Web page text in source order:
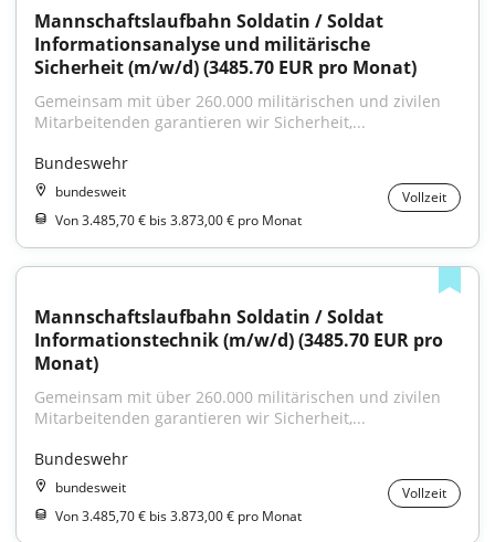
Mannschaftslaufbahn Soldatin / Soldat
Informationsanalyse und militärische
Sicherheit (m/w/d) (3485.70 EUR pro Monat)
Gemeinsam mit über 260.000 militärischen und zivilen
Mitarbeitenden garantieren wir Sicherheit,...
Bundeswehr
bundesweit
Vollzeit
Von 3.485,70 € bis 3.873,00 € pro Monat
Mannschaftslaufbahn Soldatin / Soldat
Informationstechnik (m/w/d) (3485.70 EUR pro
Monat)
Gemeinsam mit über 260.000 militärischen und zivilen
Mitarbeitenden garantieren wir Sicherheit,...
Bundeswehr
bundesweit
Vollzeit
Von 3.485,70 € bis 3.873,00 € pro Monat